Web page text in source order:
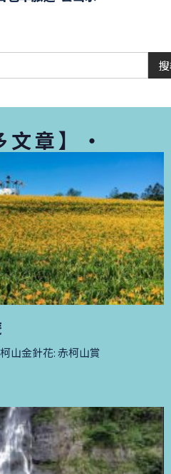
文章】・
山金針花: 赤柯山賞